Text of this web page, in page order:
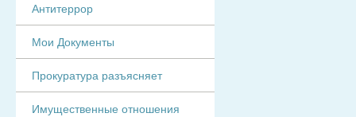
Антитеррор
Мои Документы
Прокуратура разъясняет
Имущественные отношения